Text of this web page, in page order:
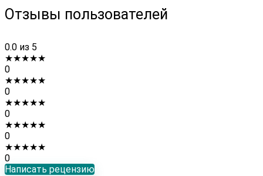
Отзывы пользователей
0.0 из 5
★★★★★
0
★★★★★
0
★★★★★
0
★★★★★
0
★★★★★
0
Написать рецензию